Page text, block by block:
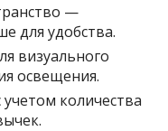
—
для удобства.
визуального
освещения.
количества